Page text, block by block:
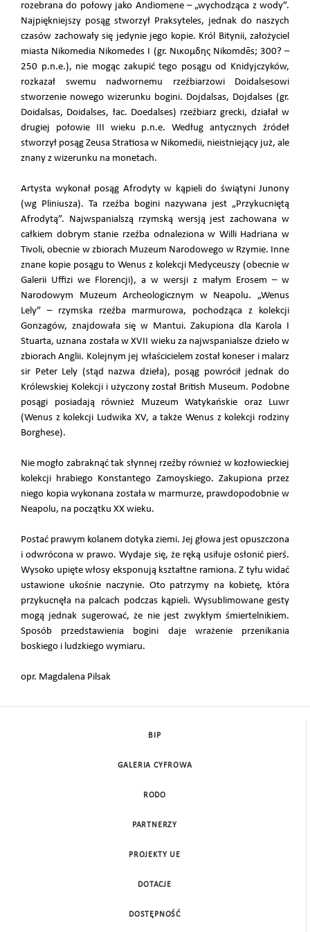
rozebrana do połowy jako Andiomene – „wychodząca z wody”.
Najpiękniejszy posąg stworzył Praksyteles, jednak do naszych
czasów zachowały się jedynie jego kopie. Król Bitynii, założyciel
miasta Nikomedia Nikomedes I (gr. Νικομδης Nikomdēs; 300? –
250 p.n.e.), nie mogąc zakupić tego posągu od Knidyjczyków,
rozkazał swemu nadwornemu rzeźbiarzowi Doidalsesowi
stworzenie nowego wizerunku bogini. Dojdalsas, Dojdalses (gr.
Doidalsas, Doidalses, łac. Doedalses) rzeźbiarz grecki, działał w
drugiej połowie III wieku p.n.e. Według antycznych źródeł
stworzył posąg Zeusa Stratiosa w Nikomedii, nieistniejący już, ale
znany z wizerunku na monetach.
Artysta wykonał posąg Afrodyty w kąpieli do świątyni Junony
(wg Pliniusza). Ta rzeźba bogini nazywana jest „Przykucniętą
Afrodytą”. Najwspanialszą rzymską wersją jest zachowana w
całkiem dobrym stanie rzeźba odnaleziona w Willi Hadriana w
Tivoli, obecnie w zbiorach Muzeum Narodowego w Rzymie. Inne
znane kopie posągu to Wenus z kolekcji Medyceuszy (obecnie w
Galerii Uffizi we Florencji), a w wersji z małym Erosem – w
Narodowym Muzeum Archeologicznym w Neapolu. „Wenus
Lely” – rzymska rzeźba marmurowa, pochodząca z kolekcji
Gonzagów, znajdowała się w Mantui. Zakupiona dla Karola I
Stuarta, uznana została w XVII wieku za najwspanialsze dzieło w
zbiorach Anglii. Kolejnym jej właścicielem został koneser i malarz
sir Peter Lely (stąd nazwa dzieła), posąg powrócił jednak do
Królewskiej Kolekcji i użyczony został British Museum. Podobne
posągi posiadają również Muzeum Watykańskie oraz Luwr
(Wenus z kolekcji Ludwika XV, a także Wenus z kolekcji rodziny
Borghese).
Nie mogło zabraknąć tak słynnej rzeźby również w kozłowieckiej
kolekcji hrabiego Konstantego Zamoyskiego. Zakupiona przez
niego kopia wykonana została w marmurze, prawdopodobnie w
Neapolu, na początku XX wieku.
Postać prawym kolanem dotyka ziemi. Jej głowa jest opuszczona
i odwrócona w prawo. Wydaje się, że ręką usiłuje osłonić pierś.
Wysoko upięte włosy eksponują kształtne ramiona. Z tyłu widać
ustawione ukośnie naczynie. Oto patrzymy na kobietę, która
przykucnęła na palcach podczas kąpieli. Wysublimowane gesty
mogą jednak sugerować, że nie jest zwykłym śmiertelnikiem.
Sposób przedstawienia bogini daje wrażenie przenikania
boskiego i ludzkiego wymiaru.
opr. Magdalena Pilsak
BIP
GALERIA CYFROWA
RODO
PARTNERZY
PROJEKTY UE
DOTACJE
DOSTĘPNOŚĆ